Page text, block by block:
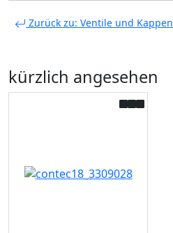
Zurück zu: Ventile und Kappen
kürzlich angesehen